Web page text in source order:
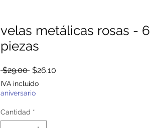
velas metálicas rosas - 6
piezas
$29.00 Precio
$26.10
IVA incluido
aniversario
Cantidad *